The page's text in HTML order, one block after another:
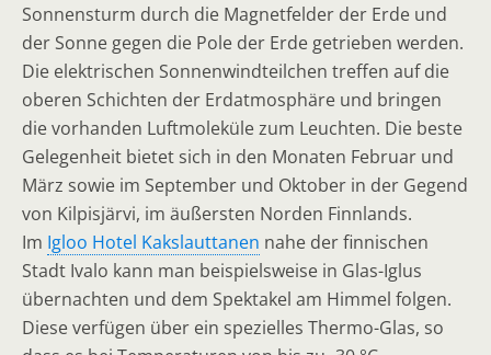
Sonnensturm durch die Magnetfelder der Erde und
der Sonne gegen die Pole der Erde getrieben werden.
Die elektrischen Sonnenwindteilchen treffen auf die
oberen Schichten der Erdatmosphäre und bringen
die vorhanden Luftmoleküle zum Leuchten. Die beste
Gelegenheit bietet sich in den Monaten Februar und
März sowie im September und Oktober in der Gegend
von Kilpisjärvi, im äußersten Norden Finnlands.
Im Igloo Hotel Kakslauttanen nahe der finnischen
Stadt Ivalo kann man beispielsweise in Glas-Iglus
übernachten und dem Spektakel am Himmel folgen.
Diese verfügen über ein spezielles Thermo-Glas, so